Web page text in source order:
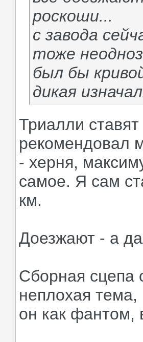
роскоши...
с завода
тоже
был бы
дикая
Триалли ставят
рекомендовал
- херня,
самое. Я сам
км.
Доезжают - а
Сборная сцепа
неплохая
он как фантом,